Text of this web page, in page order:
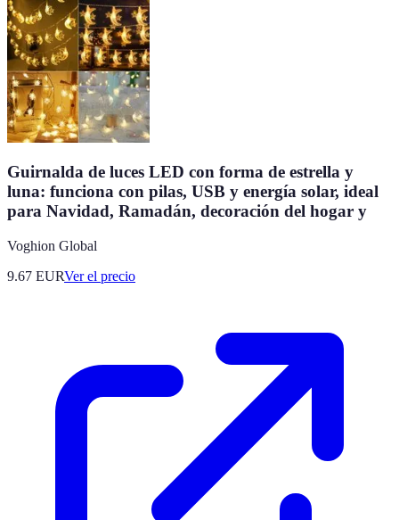
Guirnalda de luces LED con forma de estrella y
luna: funciona con pilas, USB y energía solar, ideal
para Navidad, Ramadán, decoración del hogar y
Voghion Global
9.67 EURVer el precio